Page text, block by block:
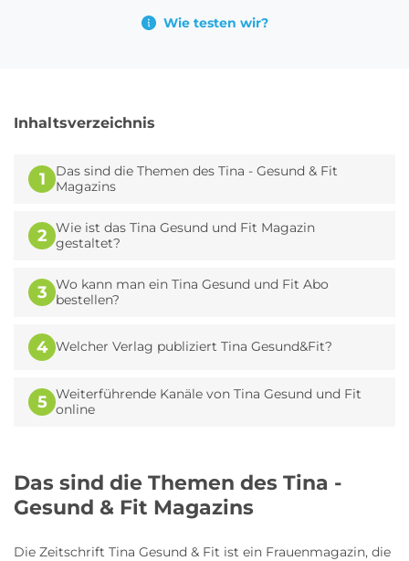
Wie testen wir?
Das sind die Themen des Tina -
Gesund & Fit Magazins
Die Zeitschrift Tina Gesund & Fit ist ein Frauenmagazin, die
Inhaltsverzeichnis
1
Das sind die Themen des Tina - Gesund & Fit
Magazins
2 Wie ist das Tina Gesund und Fit Magazin
gestaltet?
3 Wo kann man ein Tina Gesund und Fit Abo
bestellen?
4 Welcher Verlag publiziert Tina Gesund&Fit?
5 Weiterführende Kanäle von Tina Gesund und Fit
online